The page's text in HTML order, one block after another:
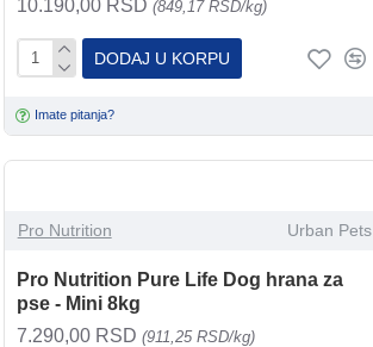
10.190,00 RSD (849,17 RSD/kg)
DODAJ U KORPU
Imate pitanja?
Pro Nutrition Urban Pets
Pro Nutrition Pure Life Dog hrana za
pse - Mini 8kg
7.290,00 RSD (911,25 RSD/kg)